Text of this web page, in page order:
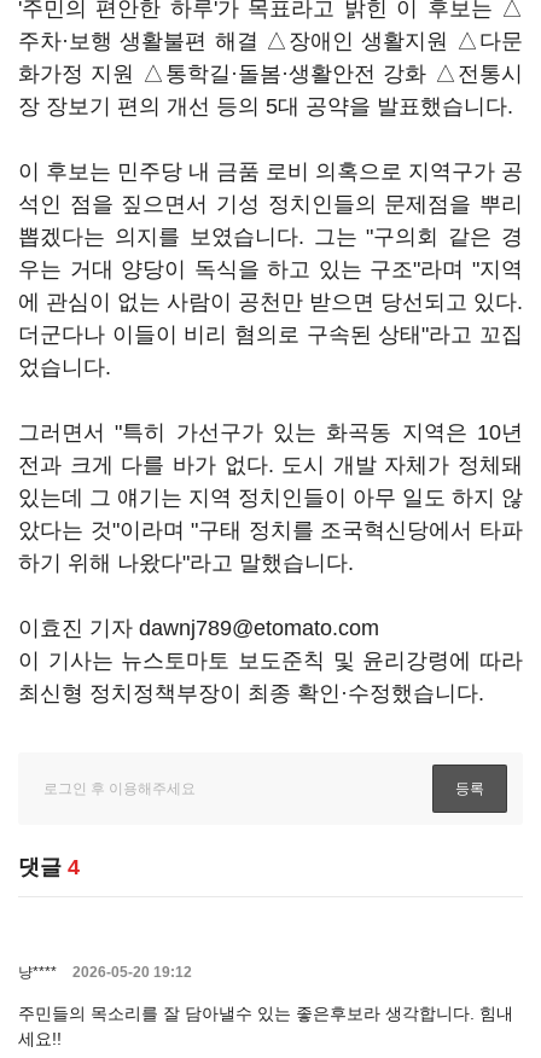
'주민의 편안한 하루'가 목표라고 밝힌 이 후보는 △
주차·보행 생활불편 해결 △장애인 생활지원 △다문
화가정 지원 △통학길·돌봄·생활안전 강화 △전통시
장 장보기 편의 개선 등의 5대 공약을 발표했습니다.
이 후보는 민주당 내 금품 로비 의혹으로 지역구가 공
석인 점을 짚으면서 기성 정치인들의 문제점을 뿌리
뽑겠다는 의지를 보였습니다. 그는 "구의회 같은 경
우는 거대 양당이 독식을 하고 있는 구조"라며 "지역
에 관심이 없는 사람이 공천만 받으면 당선되고 있다.
더군다나 이들이 비리 혐의로 구속된 상태"라고 꼬집
었습니다.
그러면서 "특히 가선구가 있는 화곡동 지역은 10년
전과 크게 다를 바가 없다. 도시 개발 자체가 정체돼
있는데 그 얘기는 지역 정치인들이 아무 일도 하지 않
았다는 것"이라며 "구태 정치를 조국혁신당에서 타파
하기 위해 나왔다"라고 말했습니다.
이효진 기자 dawnj789@etomato.com
이 기사는 뉴스토마토 보도준칙 및 윤리강령에 따라
최신형 정치정책부장이 최종 확인·수정했습니다.
댓글 4
냥**** 2026-05-20 19:12
주민들의 목소리를 잘 담아낼수 있는 좋은후보라 생각합니다. 힘내
세요!!